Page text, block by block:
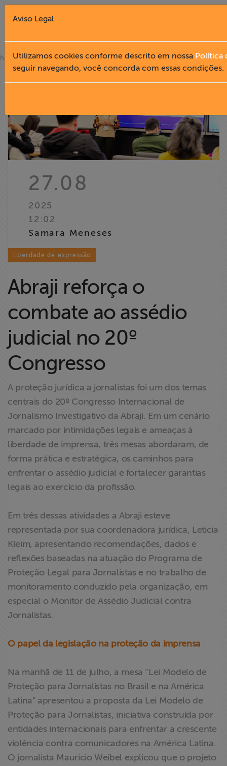
Fechar X
English
Home
Institucional
Informação
Liberdade de
Expressão
Projetos
Proteção Legal
e Litigância
Documentários
dos
Homenageados
Notícias
Associe-se
Doe para
ABRAJI
>> Conteúdo
associados
Assine a nossa
newsletter
Fale Conosco
home»notícias
27.08
2025
12:02
Samara Meneses
liberdade de expressão
Abraji reforça o
combate ao assédio
judicial no 20º
Congresso
A proteção jurídica a jornalistas foi um dos temas
centrais do 20º Congresso Internacional de
Jornalismo Investigativo da Abraji. Em um cenário
marcado por intimidações legais e ameaças à
liberdade de imprensa, três mesas abordaram, de
forma prática e estratégica, os caminhos para
enfrentar o assédio judicial e fortalecer garantias
legais ao exercício da profissão.
Em três dessas atividades a Abraji esteve
representada por sua coordenadora jurídica, Leticia
Kleim, apresentando recomendações, dados e
reflexões baseadas na atuação do Programa de
Proteção Legal para Jornalistas e no trabalho de
monitoramento conduzido pela organização, em
especial o Monitor de Assédio Judicial contra
Jornalistas.
O papel da legislação na proteção da imprensa
Na manhã de 11 de julho, a mesa “Lei Modelo de
Proteção para Jornalistas no Brasil e na América
Latina” apresentou a proposta da Lei Modelo de
Proteção para Jornalistas, iniciativa construída por
entidades internacionais para enfrentar a crescente
violência contra comunicadores na América Latina.
O jornalista Mauricio Weibel explicou que o projeto
Aviso Legal
Utilizamos cookies conforme descrito em nossa Política
seguir navegando, você concorda com essas condições.